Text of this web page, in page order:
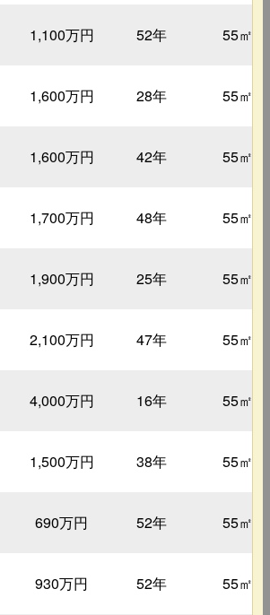
1,100万円 52年 55㎡
1,600万円 28年 55㎡
1,600万円 42年 55㎡
1,700万円 48年 55㎡
1,900万円 25年 55㎡
2,100万円 47年 55㎡
4,000万円 16年 55㎡
1,500万円 38年 55㎡
690万円 52年 55㎡
930万円 52年 55㎡